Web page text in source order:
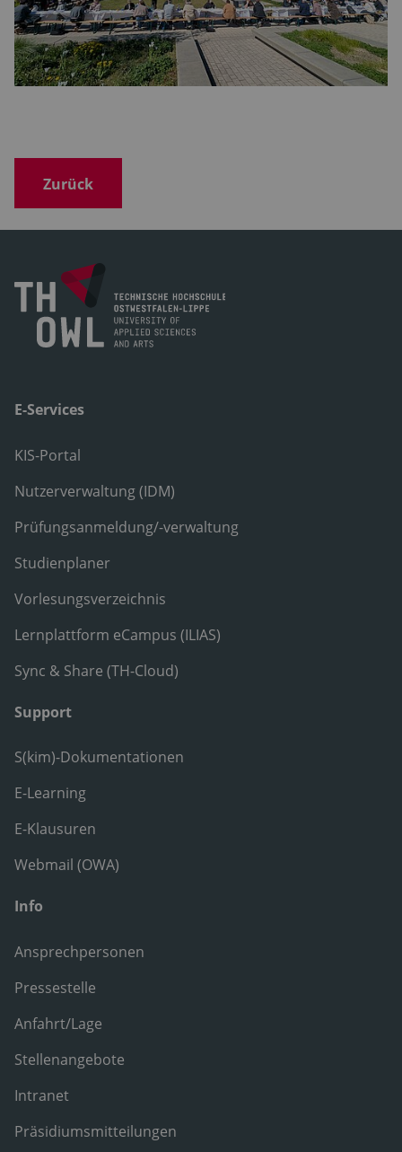
Zurück
E-Services
KIS-Portal
Nutzerverwaltung (IDM)
Prüfungsanmeldung/-verwaltung
Studienplaner
Vorlesungsverzeichnis
Lernplattform eCampus (ILIAS)
Sync & Share (TH-Cloud)
Support
S(kim)-Dokumentationen
E-Learning
E-Klausuren
Webmail (OWA)
Info
Ansprechpersonen
Pressestelle
Anfahrt/Lage
Stellenangebote
Intranet
Präsidiumsmitteilungen